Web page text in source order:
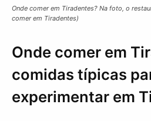
Onde comer em Tiradentes? Na foto, o
comer em Tiradentes)
Onde comer em
comidas típicas
experimentar em